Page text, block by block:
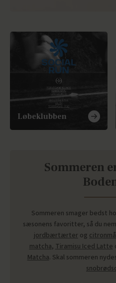
Løbeklubben
Sommeren
Sommeren smager bedst
sæsonens favoritter, så du
jordbærtærter og
matcha, Tiramisu Iced Latte
Matcha. Skal sommeren